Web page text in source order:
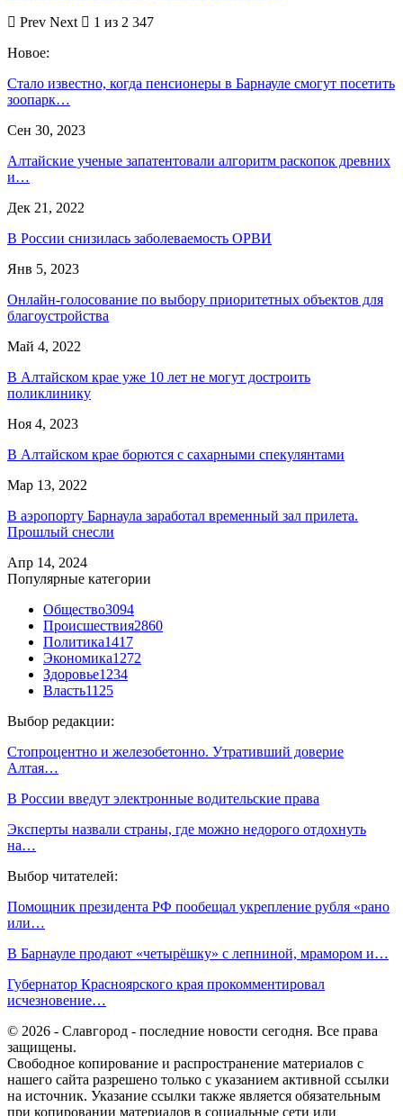
Prev Next
1 из 2 347
Новое:
Стало известно, когда пенсионеры в Барнауле смогут посетить
зоопарк…
Сен 30, 2023
Алтайские ученые запатентовали алгоритм раскопок древних
и…
Дек 21, 2022
В России снизилась заболеваемость ОРВИ
Янв 5, 2023
Онлайн-голосование по выбору приоритетных объектов для
благоустройства
Май 4, 2022
В Алтайском крае уже 10 лет не могут достроить
поликлинику
Ноя 4, 2023
В Алтайском крае борются с сахарными спекулянтами
Мар 13, 2022
В аэропорту Барнаула заработал временный зал прилета.
Прошлый снесли
Апр 14, 2024
Популярные категории
Общество3094
Происшествия2860
Политика1417
Экономика1272
Здоровье1234
Власть1125
Выбор редакции:
Стопроцентно и железобетонно. Утративший доверие
Алтая…
В России введут электронные водительские права
Эксперты назвали страны, где можно недорого отдохнуть
на…
Выбор читателей:
Помощник президента РФ пообещал укрепление рубля «рано
или…
В Барнауле продают «четырёшку» с лепниной, мрамором и…
Губернатор Красноярского края прокомментировал
исчезновение…
© 2026 - Славгород - последние новости сегодня. Все права
защищены.
Свободное копирование и распространение материалов с
нашего сайта разрешено только с указанием активной ссылки
на источник. Указание ссылки также является обязательным
при копировании материалов в социальные сети или